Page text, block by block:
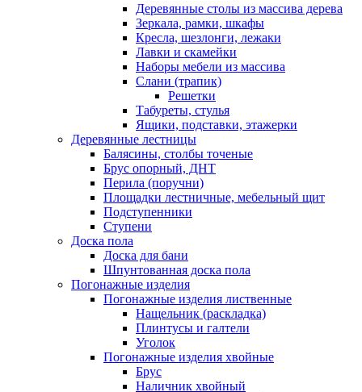
Деревянные столы из массива дерева
Зеркала, рамки, шкафы
Кресла, шезлонги, лежаки
Лавки и скамейки
Наборы мебели из массива
Слани (трапик)
Решетки
Табуреты, стулья
Ящики, подставки, этажерки
Деревянные лестницы
Балясины, столбы точеные
Брус опорный, ДНТ
Перила (поручни)
Площадки лестничные, мебельный щит
Подступенники
Ступени
Доска пола
Доска для бани
Шпунтованная доска пола
Погонажные изделия
Погонажные изделия лиственные
Нащельник (раскладка)
Плинтусы и галтели
Уголок
Погонажные изделия хвойные
Брус
Наличник хвойный